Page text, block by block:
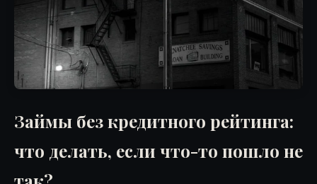
Займы без кредитного рейтинга:
что делать, если что-то пошло не